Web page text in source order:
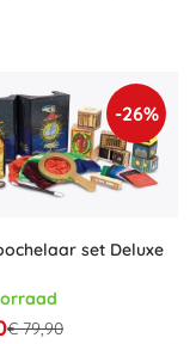
nodig hebt om je
Kwaliteit en
zodat jij je
goochelaar
juiste
verfijnen. Met de
trucs
duik in de magische
met
-26%
set Deluxe
€ 79,90